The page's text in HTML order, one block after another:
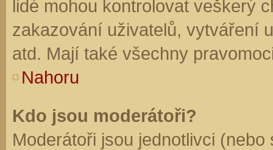
lidé mohou kontrolovat veškerý
zakazování uživatelů, vytváření
atd. Mají také všechny
Nahoru
Kdo jsou moderátoři?
Moderátoři jsou jednotlivci